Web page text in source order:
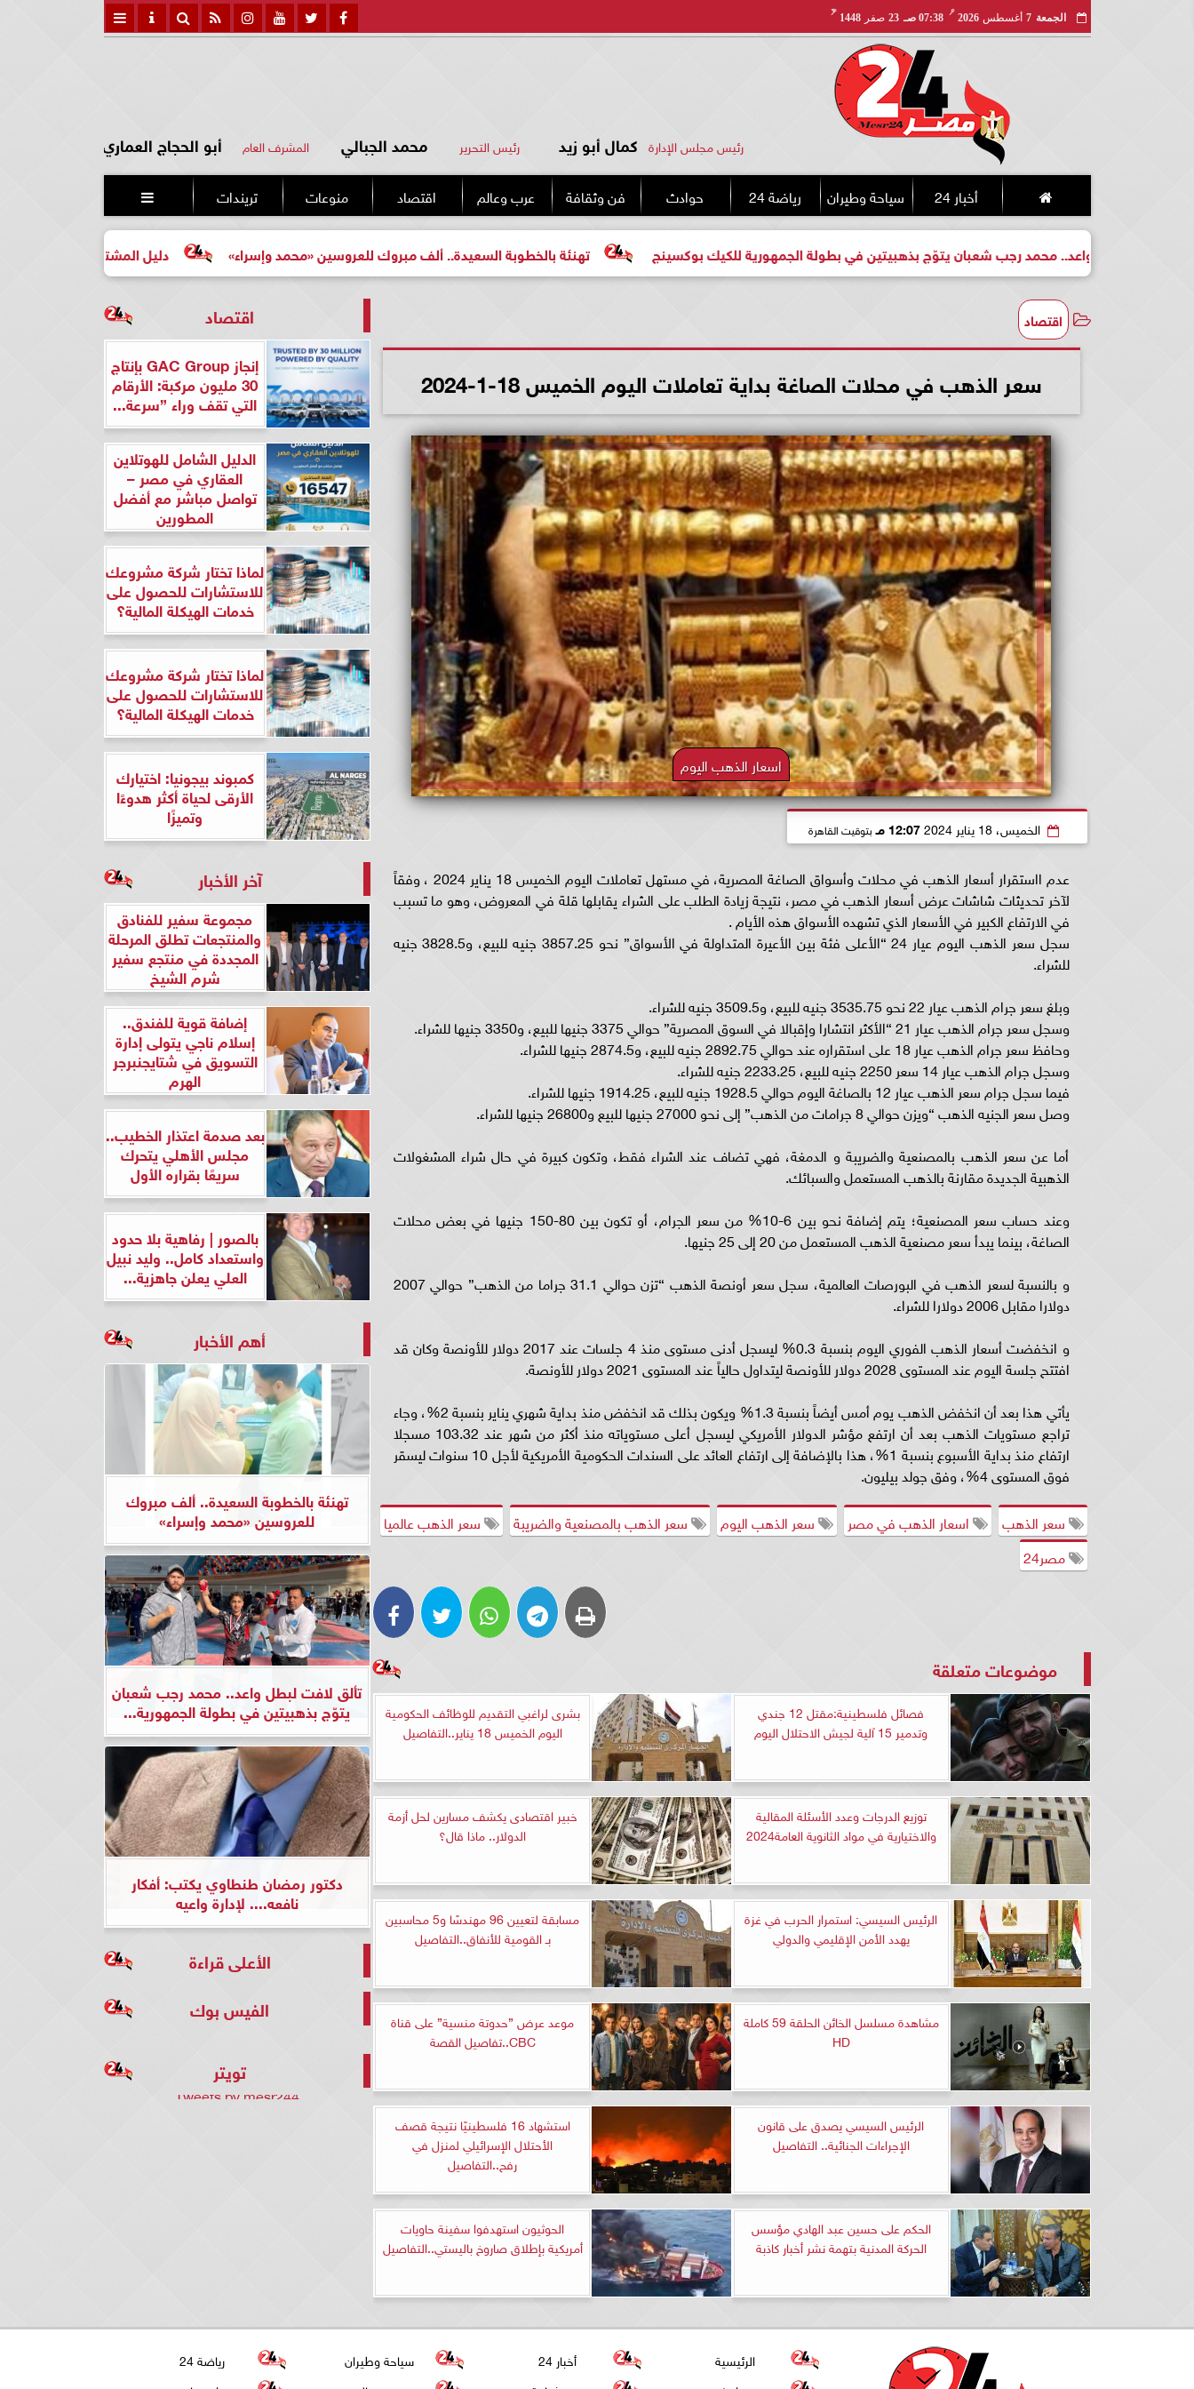
الجمعة 7 أغسطس 2026
مـ
07:38 صـ 23 صفر 1448
هـ
رئيس مجلس الإدارة كمال أبو زيد رئيس التحرير محمد الجبالي المشرف العام أبو الحجاج العماري
أخبار 24 سياحة وطيران رياضة 24 حوادث فن وثقافة عرب وعالم اقتصاد منوعات تريندات 
دليل المشتري لأول مرة لاختيار مشروع تهنئة بالخطوبة السعيدة.. ألف مبروك للعروسين «محمد وإسراء» واعد.. محمد رجب شعبان يتوّج بذهبيتين في بطولة الجمهورية للكيك بوكسينج
اقتصاد
سعر الذهب في محلات الصاغة بداية تعاملات اليوم الخميس 18-1-2024
اسعار الذهب اليوم
الخميس، 18 يناير 2024 12:07 مـ بتوقيت القاهرة
عدم ااستقرار أسعار الذهب في محلات وأسواق الصاغة المصرية، في مستهل تعاملات اليوم الخميس 18 يناير 2024 ، وفقاً
لآخر تحديثات شاشات عرض أسعار الذهب في مصر، نتيجة زيادة الطلب على الشراء يقابلها قلة في المعروض، وهو ما تسبب
في الارتفاع الكبير في الأسعار الذي تشهده الأسواق هذه الأيام .
سجل سعر الذهب اليوم عيار 24 “الأعلى فئة بين الأعيرة المتداولة في الأسواق” نحو 3857.25 جنيه للبيع، و3828.5 جنيه
للشراء.
وبلغ سعر جرام الذهب عيار 22 نحو 3535.75 جنيه للبيع، و3509.5 جنيه للشراء.
وسجل سعر جرام الذهب عيار 21 “الأكثر انتشارا وإقبالا في السوق المصرية” حوالي 3375 جنيها للبيع، و3350 جنيها للشراء.
وحافظ سعر جرام الذهب عيار 18 على استقراره عند حوالي 2892.75 جنيه للبيع، و2874.5 جنيها للشراء.
وسجل جرام الذهب عيار 14 سعر 2250 جنيه للبيع، 2233.25 جنيه للشراء.
فيما سجل جرام سعر الذهب عيار 12 بالصاغة اليوم حوالي 1928.5 جنيه للبيع، 1914.25 جنيها للشراء.
وصل سعر الجنيه الذهب “ويزن حوالي 8 جرامات من الذهب” إلى نحو 27000 جنيها للبيع و26800 جنيها للشراء.
أما عن سعر الذهب بالمصنعية والضريبة و الدمغة، فهي تضاف عند الشراء فقط، وتكون كبيرة في حال شراء المشغولات
الذهبية الجديدة مقارنة بالذهب المستعمل والسبائك.
وعند حساب سعر المصنعية؛ يتم إضافة نحو بين 6-10% من سعر الجرام، أو تكون بين 80-150 جنيها في بعض محلات
الصاغة، بينما يبدأ سعر مصنعية الذهب المستعمل من 20 إلى 25 جنيها.
و بالنسبة لسعر الذهب في البورصات العالمية، سجل سعر أونصة الذهب “تزن حوالي 31.1 جراما من الذهب” حوالي 2007
دولارا مقابل 2006 دولارا للشراء.
و انخفضت أسعار الذهب الفوري اليوم بنسبة 0.3% ليسجل أدنى مستوى منذ 4 جلسات عند 2017 دولار للأونصة وكان قد
افتتح جلسة اليوم عند المستوى 2028 دولار للأونصة ليتداول حالياً عند المستوى 2021 دولار للأونصة.
يأتي هذا بعد أن انخفض الذهب يوم أمس أيضاً بنسبة 1.3% ويكون بذلك قد انخفض منذ بداية شهري يناير بنسبة 2%، وجاء
تراجع مستويات الذهب بعد أن ارتفع مؤشر الدولار الأمريكي ليسجل أعلى مستوياته منذ أكثر من شهر عند 103.32 مسجلا
ارتفاع منذ بداية الأسبوع بنسبة 1%، هذا بالإضافة إلى ارتفاع العائد على السندات الحكومية الأمريكية لأجل 10 سنوات ليسقر
فوق المستوى 4%، وفق جولد بيليون.
سعر الذهب
اسعار الذهب في مصر سعر الذهب اليوم سعر الذهب بالمصنعية والضريبة
سعر الذهب عالميا
مصر24
موضوعات متعلقة
فصائل فلسطينية:مقتل 12 جندي
وتدمير 15 آلية لجيش الاحتلال اليوم
بشرى لراغبي التقديم للوظائف الحكومية
اليوم الخميس 18 يناير..التفاصيل
توزيع الدرجات وعدد الأسئلة المقالية
والاختيارية في مواد الثانوية العامة2024
خبير اقتصادى يكشف مسارين لحل أزمة
الدولار.. ماذا قال؟
الرئيس السيسي: استمرار الحرب في غزة
يهدد الأمن الإقليمي والدولي
مسابقة لتعيين 96 مهندسًا و5 محاسبين
بـ القومية للأنفاق..التفاصيل
مشاهدة مسلسل الخائن الحلقة 59 كاملة
HD
موعد عرض ”حدوتة منسية” على قناة
CBC..تفاصيل القصة
الرئيس السيسي يصدق على قانون
الإجراءات الجنائية.. التفاصيل
استشهاد 16 فلسطينيًا نتيجة قصف
الأحتلال الإسرائيلي لمنزل في
رفح..التفاصيل
الحكم على حسين عبد الهادي مؤسس
الحركة المدنية بتهمة نشر أخبار كاذبة
الحوثيون استهدفوا سفينة حاويات
أمريكية بإطلاق صاروخ باليستي..التفاصيل
اقتصاد
إنجاز GAC Group بإنتاج
30 مليون مركبة: الأرقام
التي تقف وراء ”سرعة...
الدليل الشامل للهوتلاين
العقاري في مصر –
تواصل مباشر مع أفضل
المطورين
لماذا تختار شركة مشروعك
للاستشارات للحصول على
خدمات الهيكلة المالية؟
لماذا تختار شركة مشروعك
للاستشارات للحصول على
خدمات الهيكلة المالية؟
كمبوند بيجونيا: اختيارك
الأرقى لحياة أكثر هدوءًا
وتميزًا
آخر الأخبار
مجموعة سفير للفنادق
والمنتجعات تطلق المرحلة
المجددة في منتجع سفير
شرم الشيخ
إضافة قوية للفندق..
إسلام ناجي يتولى إدارة
التسويق في شتايجنبرجر
الهرم
بعد صدمة اعتذار الخطيب..
مجلس الأهلي يتحرك
سريعًا بقراره الأول
بالصور | رفاهية بلا حدود
واستعداد كامل.. وليد نبيل
العلي يعلن جاهزية...
أهم الأخبار
تهنئة بالخطوبة السعيدة.. ألف مبروك
للعروسين «محمد وإسراء»
تألق لافت لبطل واعد.. محمد رجب شعبان
يتوّج بذهبيتين في بطولة الجمهورية...
دكتور رمضان طنطاوي يكتب: أفكار
نافعه.... لإدارة واعيه
الأعلى قراءة
الفيس بوك
تويتر
Tweets by mesr244
الرئيسية أخبار 24 سياحة وطيران
رياضة 24